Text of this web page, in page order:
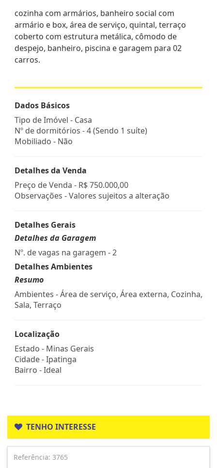
cozinha com armários, banheiro social com
armário e box, área de serviço, quintal, terraço
coberto com estrutura metálica, cômodo de
despejo, banheiro, piscina e garagem para 02
carros.
Dados Básicos
Tipo de Imóvel - Casa
Nº de dormitórios - 4 (Sendo 1 suíte)
Mobiliado - Não
Detalhes da Venda
Preço de Venda - R$ 750.000,00
Observações - Valores sujeitos a alteração
Detalhes Gerais
Detalhes da Garagem
Nº. de vagas na garagem - 2
Detalhes Ambientes
Resumo
Ambientes - Área de serviço, Área externa, Cozinha,
Sala, Terraço
Localização
Estado - Minas Gerais
Cidade -Ipatinga
Bairro -Ideal
TENHO INTERESSE